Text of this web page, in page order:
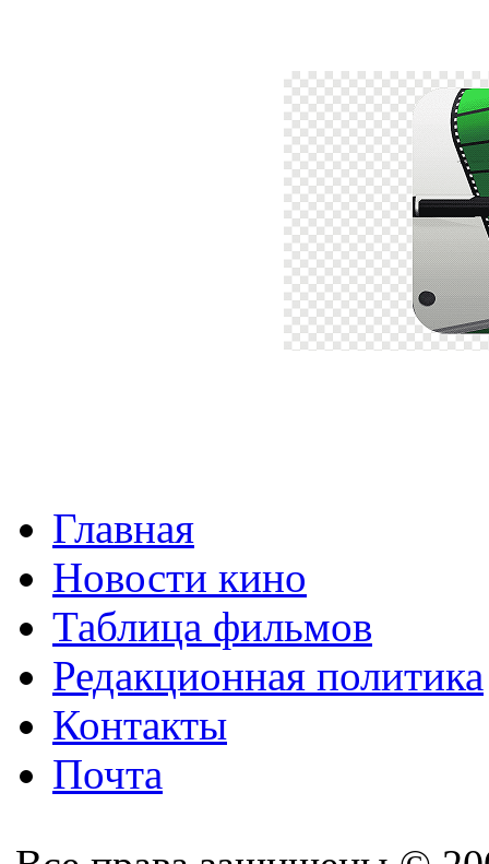
Главная
Новости кино
Таблица фильмов
Редакционная политика
Контакты
Почта